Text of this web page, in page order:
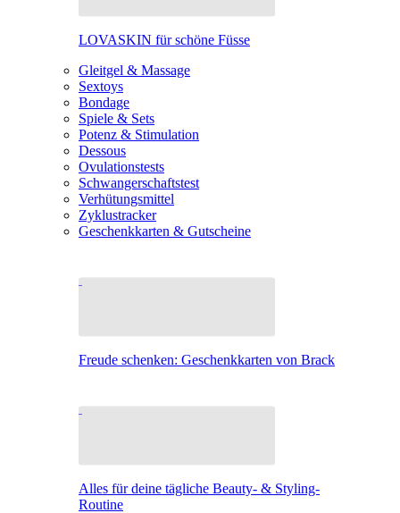
LOVASKIN für schöne Füsse
Gleitgel & Massage
Sextoys
Bondage
Spiele & Sets
Potenz & Stimulation
Dessous
Ovulationstests
Schwangerschaftstest
Verhütungsmittel
Zyklustracker
Geschenkkarten & Gutscheine
Freude schenken: Geschenkkarten von Brack
Alles für deine tägliche Beauty- & Styling-
Routine